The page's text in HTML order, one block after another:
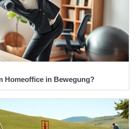
Homeoffice in Bewegung?